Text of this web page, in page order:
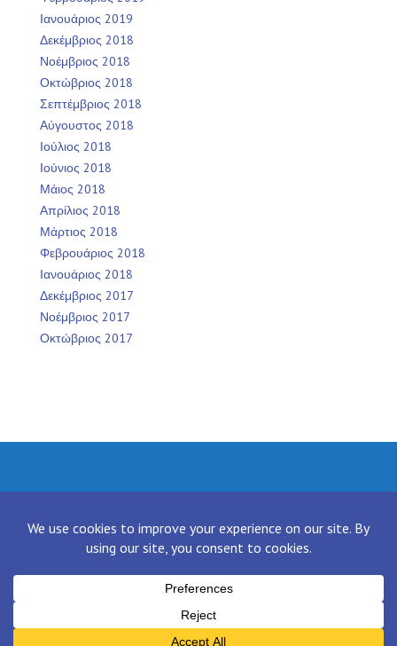
Ιανουάριος 2019
Δεκέμβριος 2018
Νοέμβριος 2018
Οκτώβριος 2018
Σεπτέμβριος 2018
Αύγουστος 2018
Ιούλιος 2018
Ιούνιος 2018
Μάιος 2018
Απρίλιος 2018
Μάρτιος 2018
Φεβρουάριος 2018
Ιανουάριος 2018
Δεκέμβριος 2017
Νοέμβριος 2017
Οκτώβριος 2017
Proudly powered by WordPress |Theme: